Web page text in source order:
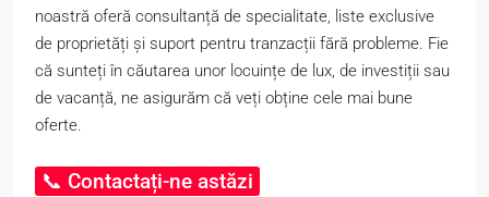
noastră oferă consultanță de specialitate, liste exclusive
de proprietăți și suport pentru tranzacții fără probleme. Fie
că sunteți în căutarea unor locuințe de lux, de investiții sau
de vacanță, ne asigurăm că veți obține cele mai bune
oferte.
📞 Contactați-ne astăzi